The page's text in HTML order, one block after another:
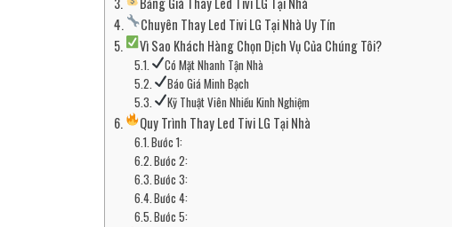
Chuyên Thay Led Tivi LG Tại Nhà Uy Tín
Vì Sao Khách Hàng Chọn Dịch Vụ Của Chúng Tôi?
Có Mặt Nhanh Tận Nhà
Báo Giá Minh Bạch
Kỹ Thuật Viên Nhiều Kinh Nghiệm
Quy Trình Thay Led Tivi LG Tại Nhà
Bước 1:
Bước 2:
Bước 3:
Bước 4:
Bước 5: